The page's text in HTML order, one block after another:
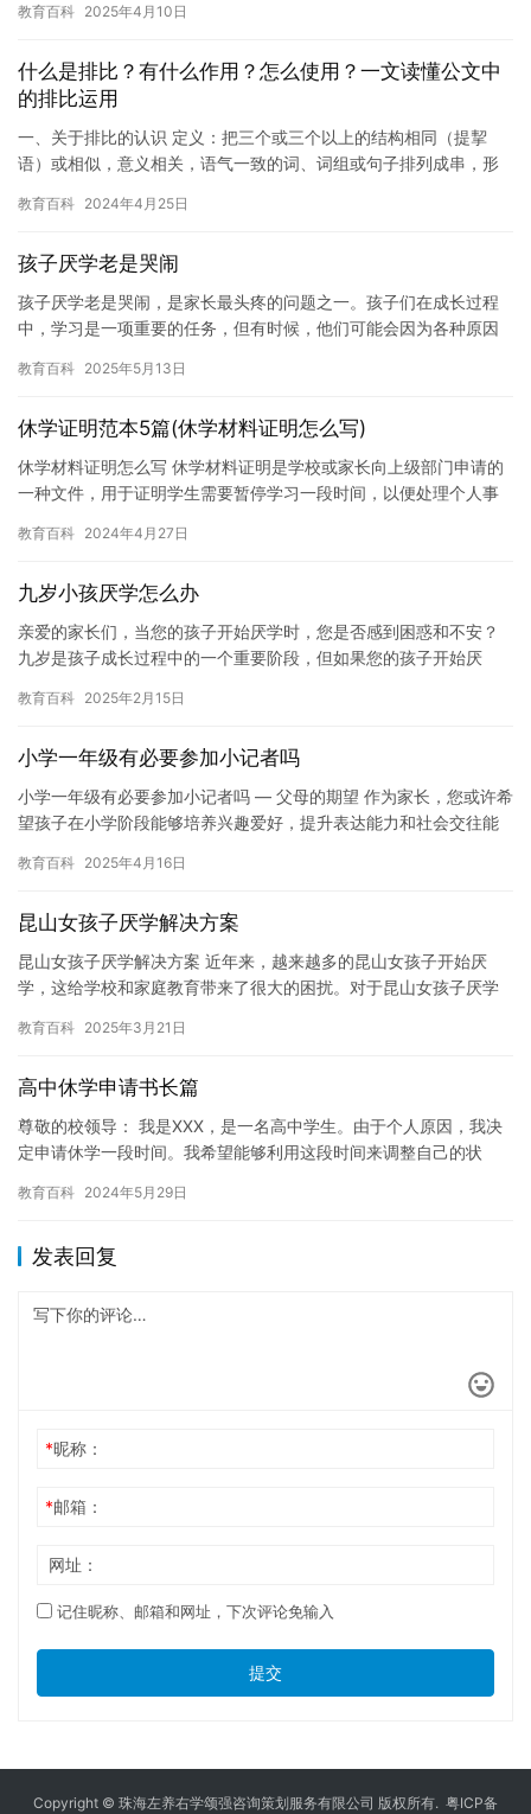
响…
教育百科 2025年4月10日
什么是排比？有什么作用？怎么使用？一文读懂公文中
的排比运用
一、关于排比的认识 定义：把三个或三个以上的结构相同（提挈
语）或相似，意义相关，语气一致的词、词组或句子排列成串，形
教育百科 2024年4月25日
孩子厌学老是哭闹
孩子厌学老是哭闹，是家长最头疼的问题之一。孩子们在成长过程
中，学习是一项重要的任务，但有时候，他们可能会因为各种原因
因此，…
教育百科 2025年5月13日
休学证明范本5篇(休学材料证明怎么写)
休学材料证明怎么写 休学材料证明是学校或家长向上级部门申请的
一种文件，用于证明学生需要暂停学习一段时间，以便处理个人事
点： …
教育百科 2024年4月27日
九岁小孩厌学怎么办
亲爱的家长们，当您的孩子开始厌学时，您是否感到困惑和不安？
九岁是孩子成长过程中的一个重要阶段，但如果您的孩子开始厌
岁小孩的…
教育百科 2025年2月15日
小学一年级有必要参加小记者吗
小学一年级有必要参加小记者吗 — 父母的期望 作为家长，您或许希
望孩子在小学阶段能够培养兴趣爱好，提升表达能力和社会交往能
教育百科 2025年4月16日
昆山女孩子厌学解决方案
昆山女孩子厌学解决方案 近年来，越来越多的昆山女孩子开始厌
学，这给学校和家庭教育带来了很大的困扰。对于昆山女孩子厌学
山女…
教育百科 2025年3月21日
高中休学申请书长篇
尊敬的校领导： 我是XXX，是一名高中学生。由于个人原因，我决
定申请休学一段时间。我希望能够利用这段时间来调整自己的状
过…
教育百科 2024年5月29日
发表回复
*昵称：
*邮箱：
网址：
记住昵称、邮箱和网址，下次评论免输入
提交
Copyright © 珠海左养右学颂强咨询策划服务有限公司 版权所有. 粤ICP备